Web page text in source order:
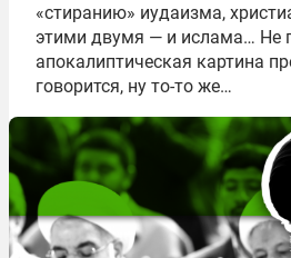
«стиранию» иудаизма,
этими двумя — и ислама… Не
апокалиптическая картина
говорится, ну то-то же…